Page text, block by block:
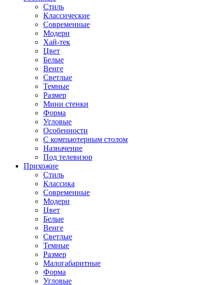
Стиль
Классические
Современные
Модерн
Хай-тек
Цвет
Белые
Венге
Светлые
Темные
Размер
Мини стенки
Форма
Угловые
Особенности
С компьютерным столом
Назначение
Под телевизор
Прихожие
Стиль
Классика
Современные
Модерн
Цвет
Белые
Венге
Светлые
Темные
Размер
Малогабаритные
Форма
Угловые